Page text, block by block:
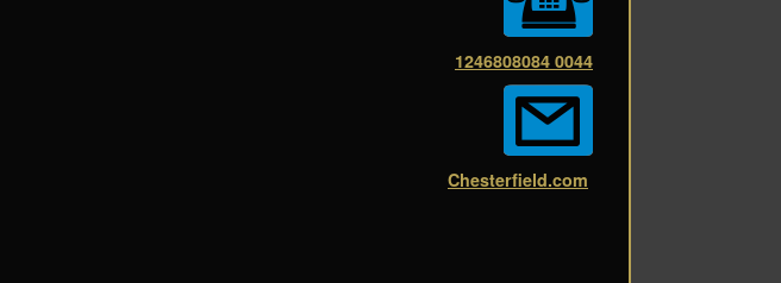
0044 1246808084
Chesterfield.com